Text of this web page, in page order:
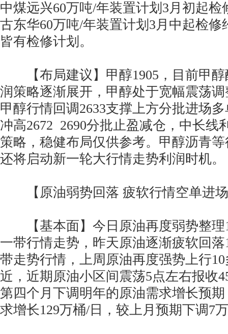
中煤远兴60万吨/年装置计划3月初起检
古东华60万吨/年装置计划3月中起检修
皆有检修计划。
【布局建议】甲醇1905，目前甲醇
润策略逐渐展开，甲醇处于宽幅震荡
甲醇行情回调2633支撑上方分批进场
冲高2672 2690分批止盈减仓，中长线
策略，稳健布局仅供参考。甲醇沥青
还将启动新一轮大行情走势利润时机。
【原油弱势回落 疲软行情空单进
【基本面】今日原油再度弱势整理
一带行情走势，昨天原油逐渐疲软回落
带走势行情，上周原油再度强势上行
近，近期原油小区间震荡5点左右报收
第四个月下调明年的原油需求增长预
求增长129万桶/日，较上月预期下调7